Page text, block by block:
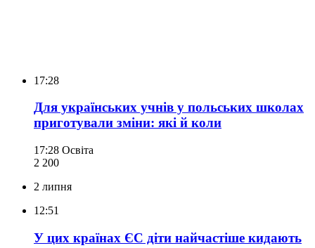
17:28
Для українських учнів у польських школах
приготували зміни: які й коли
17:28 Освіта
2 200
2 липня
12:51
У цих країнах ЄС діти найчастіше кидають